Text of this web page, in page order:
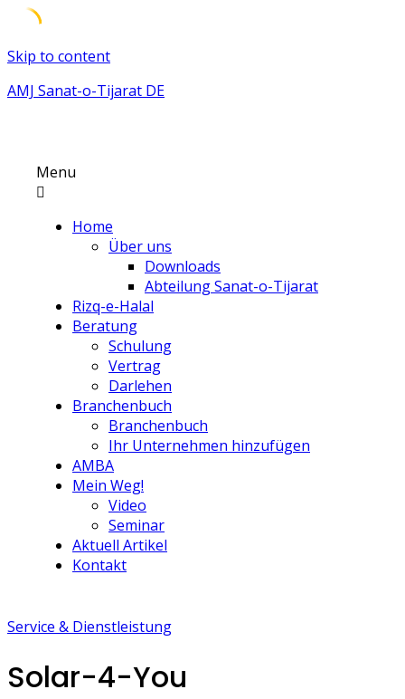
Skip to content
AMJ Sanat-o-Tijarat DE
Menu
Home
Über uns
Downloads
Abteilung Sanat-o-Tijarat
Rizq-e-Halal
Beratung
Schulung
Vertrag
Darlehen
Branchenbuch
Branchenbuch
Ihr Unternehmen hinzufügen
AMBA
Mein Weg!
Video
Seminar
Aktuell Artikel
Kontakt
Service & Dienstleistung
Solar-4-You